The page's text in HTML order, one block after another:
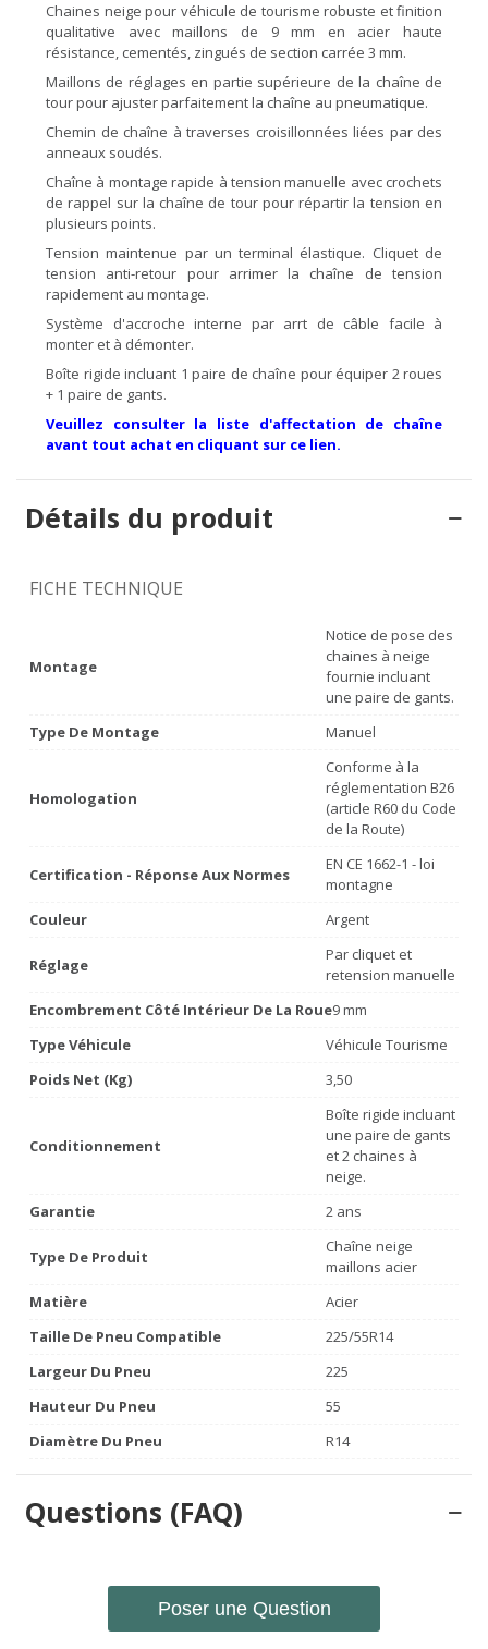
Chaines neige pour véhicule de tourisme robuste et finition
qualitative avec maillons de 9 mm en acier haute
résistance, cementés, zingués de section carrée 3 mm.
Maillons de réglages en partie supérieure de la chaîne de
tour pour ajuster parfaitement la chaîne au pneumatique.
Chemin de chaîne à traverses croisillonnées liées par des
anneaux soudés.
Chaîne à montage rapide à tension manuelle avec crochets
de rappel sur la chaîne de tour pour répartir la tension en
plusieurs points.
Tension maintenue par un terminal élastique. Cliquet de
tension anti-retour pour arrimer la chaîne de tension
rapidement au montage.
Système d'accroche interne par arrt de câble facile à
monter et à démonter.
Boîte rigide incluant 1 paire de chaîne pour équiper 2 roues
+ 1 paire de gants.
Veuillez consulter la liste d'affectation de chaîne
avant tout achat en cliquant sur ce lien.
Détails du produit
FICHE TECHNIQUE
Montage
Notice de pose des
chaines à neige
fournie incluant
une paire de gants.
Type De Montage
Manuel
Homologation
Conforme à la
réglementation B26
(article R60 du Code
de la Route)
Certification - Réponse Aux Normes
EN CE 1662-1 - loi
montagne
Couleur
Argent
Réglage
Par cliquet et
retension manuelle
Encombrement Côté Intérieur De La Roue9 mm
Type Véhicule
Véhicule Tourisme
Poids Net (Kg)
3,50
Conditionnement
Boîte rigide incluant
une paire de gants
et 2 chaines à
neige.
Garantie
2 ans
Type De Produit
Chaîne neige
maillons acier
Matière
Acier
Taille De Pneu Compatible
225/55R14
Largeur Du Pneu
225
Hauteur Du Pneu
55
Diamètre Du Pneu
R14
Questions (FAQ)
Poser une Question